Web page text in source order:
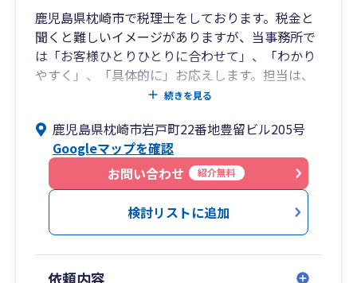
鹿児島県枕崎市で税理士をしております。税金と
聞くと難しいイメージがありますが、当事務所で
は「お客様ひとりひとりに合わせて」、「わかり
やすく」、「具体的に」お応えします。担当は、
代表税理士の瀧川が行います。税金・経営・資金
はなんでもご相談ください。
また、当事務所ではクラウド会計やITを活用した
バックオフィスの効率化支援に取り組んでいま
詳細な業務内容や料金などは、ホームページをご
続きを見る
鹿児島県枕崎市岩戸町22番地豊留ビル205号
Googleマップを確認
お問い合わせ
紹介無料
検討リストに追加
依頼内容